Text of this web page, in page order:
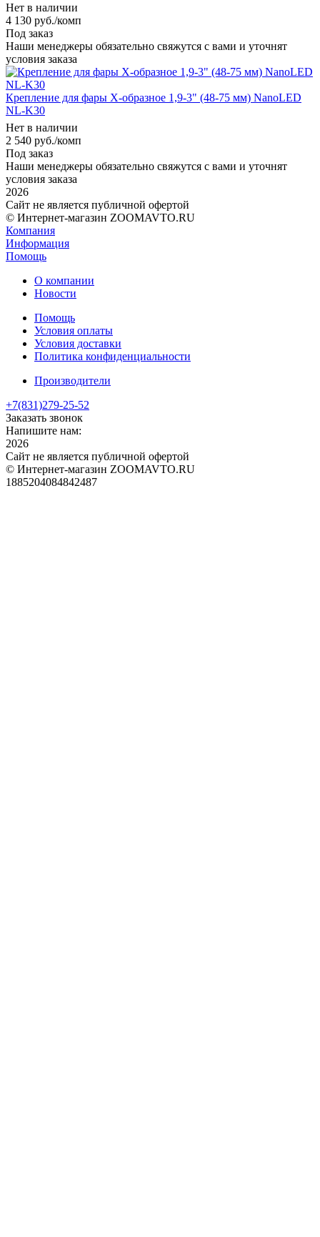
Нет в наличии
4 130 руб./комп
Под заказ
Наши менеджеры обязательно свяжутся с вами и уточнят
условия заказа
Крепление для фары Х-образное 1,9-3" (48-75 мм) NanoLED
NL-K30
Нет в наличии
2 540 руб./комп
Под заказ
Наши менеджеры обязательно свяжутся с вами и уточнят
условия заказа
2026
Сайт не является публичной офертой
© Интернет-магазин ZOOMAVTO.RU
Компания
Информация
Помощь
О компании
Новости
Помощь
Условия оплаты
Условия доставки
Политика конфиденциальности
Производители
+7(831)279-25-52
Заказать звонок
Напишите нам:
2026
Сайт не является публичной офертой
© Интернет-магазин ZOOMAVTO.RU
1885204084842487